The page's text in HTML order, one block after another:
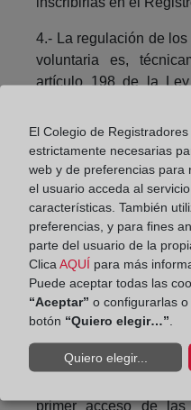
4.- La regulación de
voluntaria es,
artículo 198 de la
concordar la realidad
confundiendo los
realidad jurídica
respecto al objeto del
lugar, porque confunde
para lo que no es
colindantes, con su
exigir su intervención
acceso de la
Registro y la
posibilitando una
colindante; se
primer acceso de
El Colegio de
estrictamente necesarias
web y de preferencias para
el usuario acceda al
características. También
preferencias, y para fines
parte del usuario de la
Clica AQUÍ para más
Puede aceptar todas las
“Aceptar” o configurarlas
botón “Quiero elegir…”
Quiero elegir...